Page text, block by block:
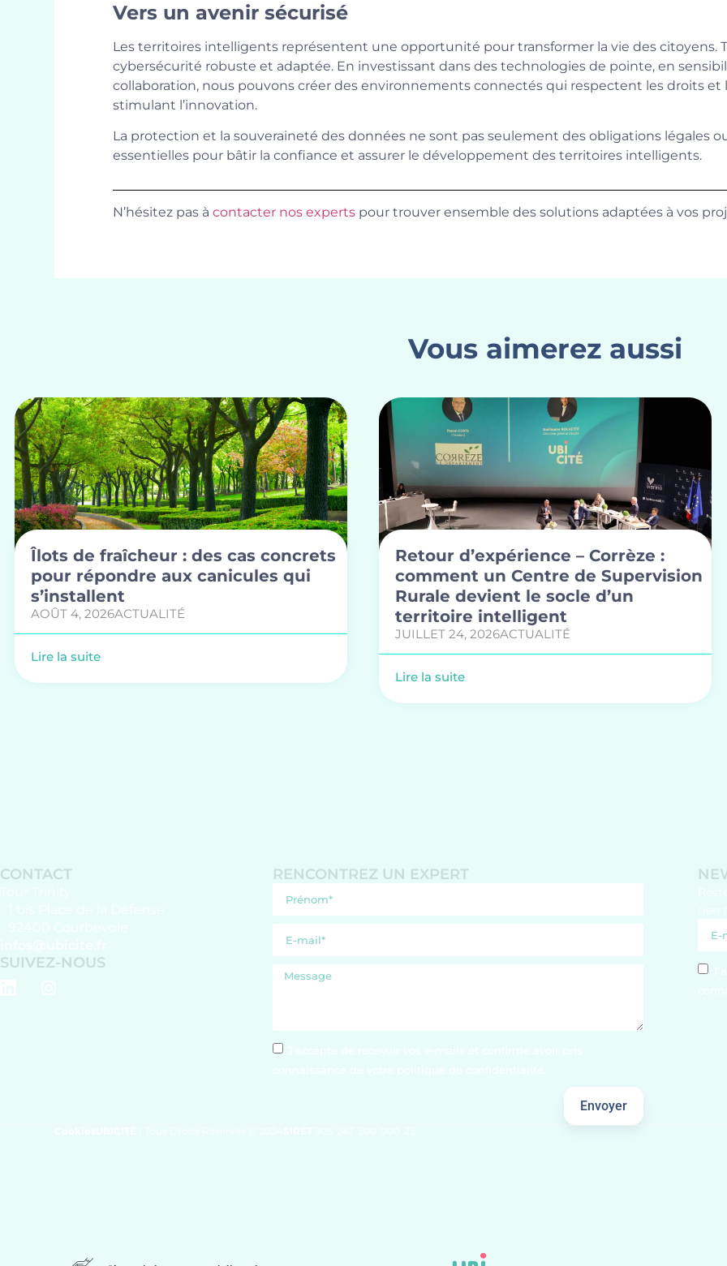
Vers un avenir sécurisé
Les territoires intelligents représentent une opportunité pour transformer la vie des citoyens.
cybersécurité robuste et adaptée. En investissant dans des technologies de pointe, en
collaboration, nous pouvons créer des environnements connectés qui respectent les droits
stimulant l’innovation.
La protection et la souveraineté des données ne sont pas seulement des obligations légales
essentielles pour bâtir la confiance et assurer le développement des territoires intelligents.
N’hésitez pas à contacter nos expertspour trouver ensemble des solutions adaptées à vos
Vous aimerez aussi
Îlots de fraîcheur : des cas concrets
pour répondre aux canicules qui
s’installent
AOÛT 4, 2026ACTUALITÉ
Lire la suite
Retour d’expérience – Corrèze :
comment un Centre de Supervision
Rurale devient le socle d’un
territoire intelligent
JUILLET 24, 2026ACTUALITÉ
Lire la suite
CONTACT
SUIVEZ-NOUS
RENCONTREZ UN EXPERT
Envoyer